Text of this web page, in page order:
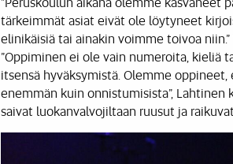
tärkeimmät asiat eivät ole löytyneet
elinikäisiä tai ainakin voimme toivoa
”Oppiminen ei ole vain numeroita, kieliä
itsensä hyväksymistä. Olemme
enemmän kuin onnistumisista”,
saivat luokanvalvojiltaan ruusut ja